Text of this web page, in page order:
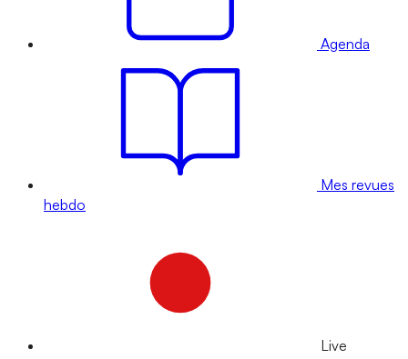
Agenda
Mes revues
hebdo
Live